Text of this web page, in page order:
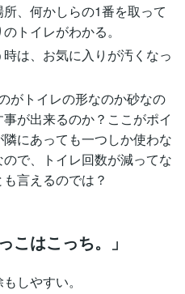
、何かしらの1番を取って
トイレがわかる。
は、お気に入りが汚くなっ
がトイレの形なのか砂なの
が出来るのか？ここがポイ
にあっても一つしか使わな
で、トイレ回数が減ってな
言えるのでは？
こはこっち。」
しやすい。